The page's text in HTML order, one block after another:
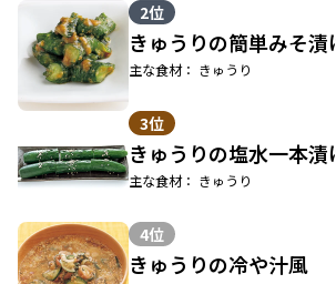
2位
きゅうりの簡単みそ漬
主な食材： きゅうり
3位
きゅうりの塩水一本漬
主な食材： きゅうり
4位
きゅうりの冷や汁風